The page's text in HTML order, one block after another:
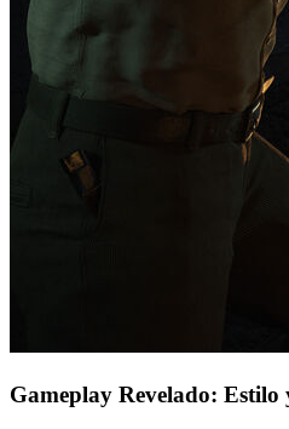
Gameplay Revelado: Estilo